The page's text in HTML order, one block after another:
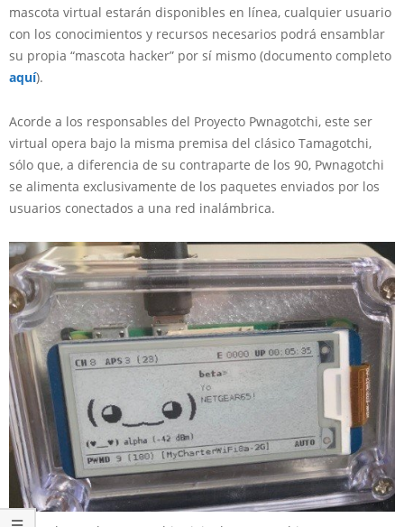
mascota virtual estarán disponibles en línea, cualquier usuario
con los conocimientos y recursos necesarios podrá ensamblar
su propia “mascota hacker” por sí mismo (documento completo
aquí).
Acorde a los responsables del Proyecto Pwnagotchi, este ser
virtual opera bajo la misma premisa del clásico Tamagotchi,
sólo que, a diferencia de su contraparte de los 90, Pwnagotchi
se alimenta exclusivamente de los paquetes enviados por los
usuarios conectados a una red inalámbrica.